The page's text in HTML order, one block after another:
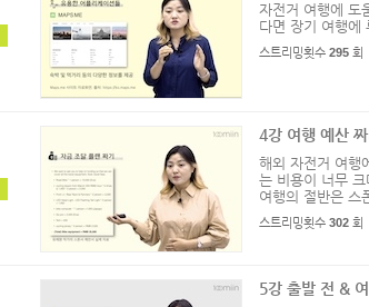
자전거 여행에 도
다면 장기 여행에
스트리밍횟수 295회
4강 여행 예산
해외 자전거 여행
는 비용이 너무
여행의 절반은 스
스트리밍횟수 302회
5강 출발 전 &